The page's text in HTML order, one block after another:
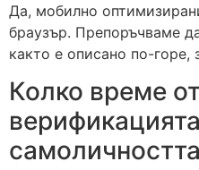
Да, мобилно
браузър. Препоръчваме
както е описано по-горе,
Колко време